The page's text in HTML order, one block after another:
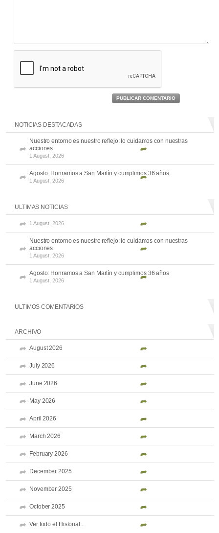
PUBLICAR COMENTARIO
NOTICIAS DESTACADAS
Nuestro entorno es nuestro reflejo: lo cuidamos con nuestras
acciones
1 August, 2026
Agosto: Honramos a San Martín y cumplimos 36 años
1 August, 2026
ULTIMAS NOTICIAS
1 August, 2026
Nuestro entorno es nuestro reflejo: lo cuidamos con nuestras
acciones
1 August, 2026
Agosto: Honramos a San Martín y cumplimos 36 años
1 August, 2026
ULTIMOS COMENTARIOS
ARCHIVO
August 2026
July 2026
June 2026
May 2026
April 2026
March 2026
February 2026
December 2025
November 2025
October 2025
Ver todo el Historial...